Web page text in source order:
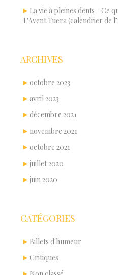
La vie à pleines dents - Ce
L’Avent Tuera (calendrier de
ARCHIVES
octobre 2023
avril 2023
décembre 2021
novembre 2021
octobre 2021
juillet 2020
juin 2020
CATÉGORIES
Billets d'humeur
Critiques